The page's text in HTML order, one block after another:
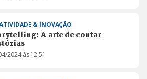
& INOVAÇÃO
A arte de contar
2024 às 12:51